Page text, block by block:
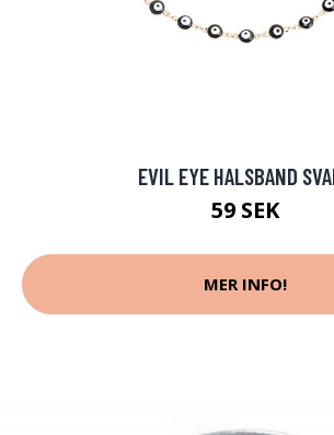
EVIL EYE HALSBAND
59 SEK
MER INFO!